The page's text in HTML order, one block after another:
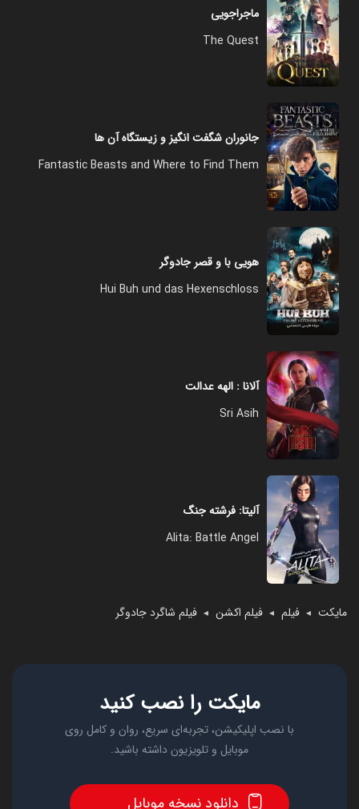
مایکت ◄ فیلم ◄ فیلم اکشن ◄ فیلم شاگرد جادوگر
ماجراجویی
The Quest
جانوران شگفت انگیز و زیستگاه آن ها
Fantastic Beasts and Where to Find Them
هویی با و قصر جادوگر
Hui Buh und das Hexenschloss
آلانا : الهه عدالت
Sri Asih
آلیتا: فرشته جنگ
Alita: Battle Angel
مایکت را نصب کنید
با نصب اپلیکیشن، تجربه‌ای سریع، روان و کامل روی
موبایل و تلویزیون داشته باشید.
دانلود نسخه موبایل